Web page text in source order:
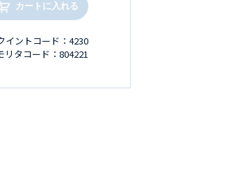
カートに入れる
イントコード：4230
リタコード：804221